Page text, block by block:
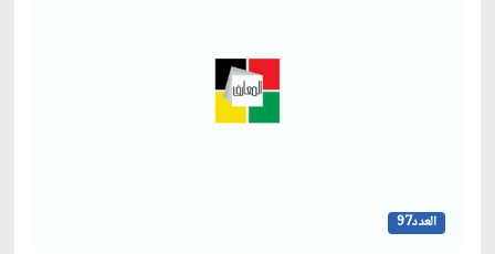
العدد97